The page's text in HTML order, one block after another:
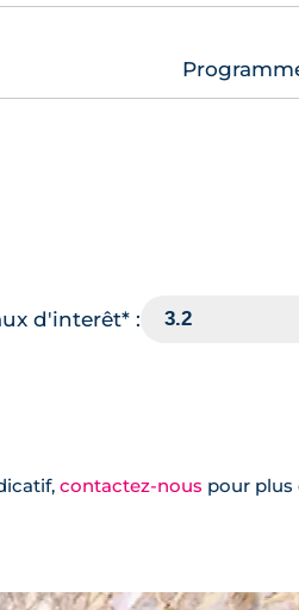
d'interêt* :
contactez-nous pour plus